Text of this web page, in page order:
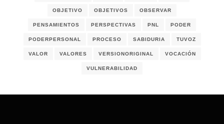
OBJETIVO OBJETIVOS OBSERVAR
PENSAMIENTOS PERSPECTIVAS PNL PODER
PODERPERSONAL PROCESO SABIDURIA TUVOZ
VALOR VALORES VERSIONORIGINAL VOCACIÓN
VULNERABILIDAD